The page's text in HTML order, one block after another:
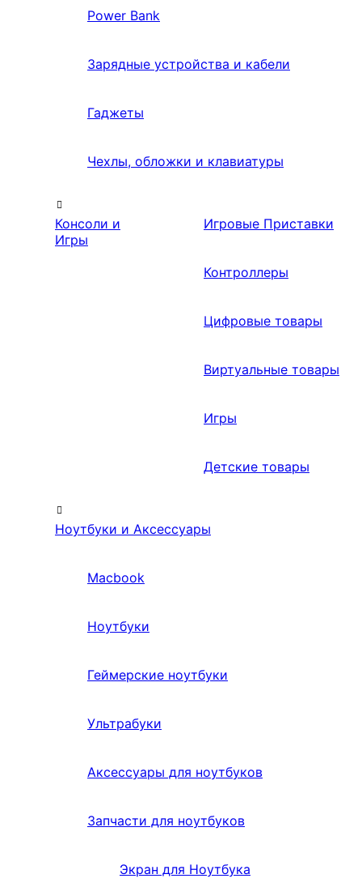
Power Bank
Зарядные устройства и кабели
Гаджеты
Чехлы, обложки и клавиатуры
Консоли и
Игры
Игровые Приставки
Контроллеры
Цифровые товары
Виртуальные товары
Игры
Детские товары
Ноутбуки и Аксессуары
Macbook
Ноутбуки
Геймерские ноутбуки
Ультрабуки
Аксессуары для ноутбуков
Запчасти для ноутбуков
Экран для Ноутбука